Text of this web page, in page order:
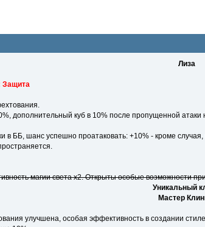
Лиза
Защита
дополнительный куб в 10% после пропущенной
в ББ, шанс успешно проатаковать: +10% - кроме случая,
магии света x2. Открыты особые возможности
Уникальный
Мастер
улучшена, особая эффективность в создании